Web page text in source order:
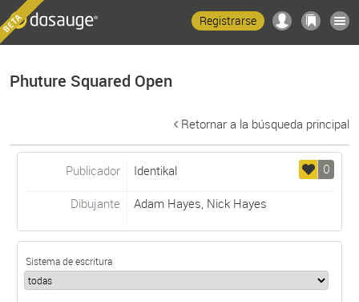
Registrarse
Phuture Squared Open
Retornar a la búsqueda principal
0
Publicador Identikal
Dibujante Adam Hayes, Nick Hayes
Sistema de escritura